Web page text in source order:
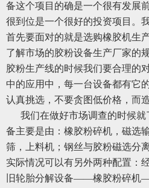
备这个项目的确是一个很有发展
很到位是一个很好的投资项目。
首先要面对的就是选购橡胶机生
了解市场的胶粉设备生产厂家的
胶粉生产线的时候我们要合理的
中的应用中，每一台设备都有它
认真挑选，不要贪图低价格，而
我们在做好市场调查的时候就
备主要是由：橡胶粉碎机，磁选
筛，上料机；钢丝与胶粉磁选分
实际情况可以有另外两种配置：
旧轮胎分解设备——橡胶粉碎